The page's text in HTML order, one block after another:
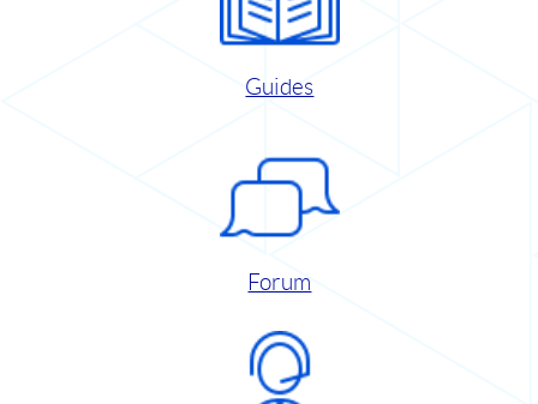
Guides
Forum